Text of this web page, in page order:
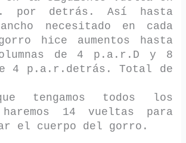
por detrás. Así hasta
necesitado en cada
hice aumentos hasta
de 4 p.a.r.D y 8
4 p.a.r.detrás. Total de
tengamos todos los
haremos 14 vueltas para
el cuerpo del gorro.